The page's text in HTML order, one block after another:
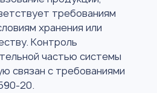
требованиям
хранения или
Контроль
частью системы
связан с требованиями
20.